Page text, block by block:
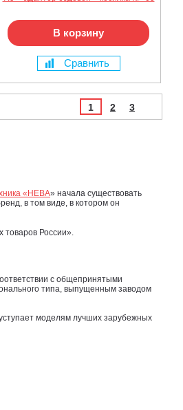
В корзину
Сравнить
1 2 3
«НЕВА» начала существовать
в том виде, в котором он
товаров России».
с общепринятыми
типа, выпущенным заводом
моделям лучших зарубежных